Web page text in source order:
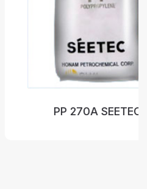
PP 270A SEETEC